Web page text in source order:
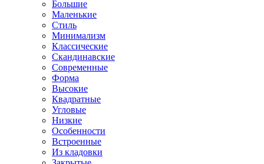
Большие
Маленькие
Стиль
Минимализм
Классические
Скандинавские
Современные
Форма
Высокие
Квадратные
Угловые
Низкие
Особенности
Встроенные
Из кладовки